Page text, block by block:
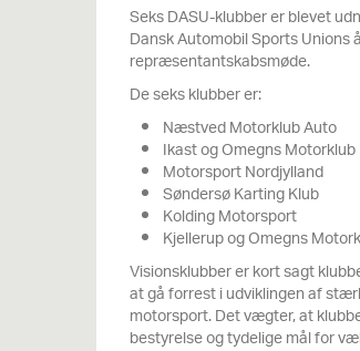
Seks DASU-klubber er blevet
Dansk Automobil Sports Unions
repræsentantskabsmøde.
De seks klubber er:
Næstved Motorklub Auto
Ikast og Omegns Motorklub
Motorsport Nordjylland
Søndersø Karting Klub
Kolding Motorsport
Kjellerup og Omegns
Visionsklubber er kort sagt
at gå forrest i udviklingen af
motorsport. Det vægter, at
bestyrelse og tydelige mål for